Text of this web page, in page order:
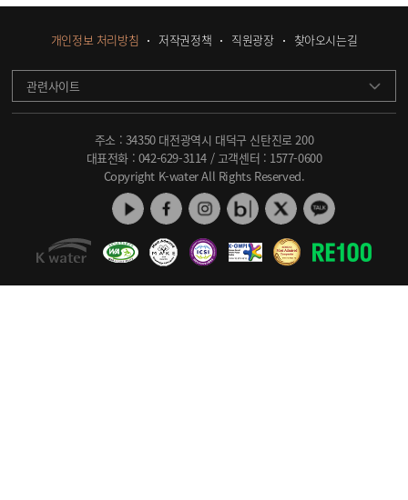
개인정보 처리방침 저작권정책 직원광장 찾아오시는길
관련사이트
주소 : 34350 대전광역시 대덕구 신탄진로 200
대표전화 : 042-629-3114 / 고객센터 : 1577-0600
Copyright K-water All Rights Reserved.